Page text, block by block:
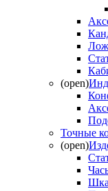
(open)
Точные
(open)